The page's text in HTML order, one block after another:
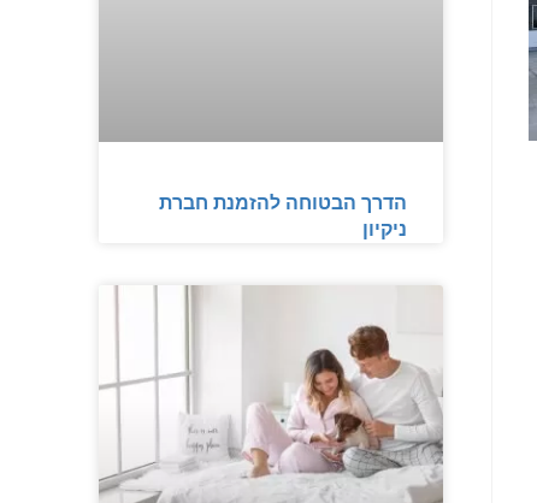
הדרך הבטוחה להזמנת חברת
ניקיון